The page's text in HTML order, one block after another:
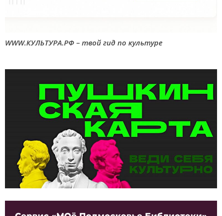
WWW.КУЛЬТУРА.РФ – твой гид по культуре